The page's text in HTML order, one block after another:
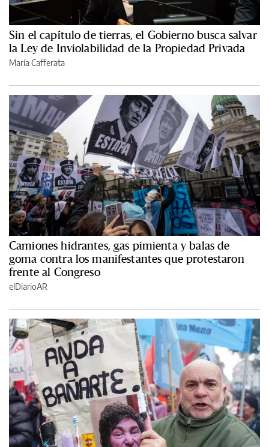
Sin el capítulo de tierras, el Gobierno busca salvar
la Ley de Inviolabilidad de la Propiedad Privada
María Cafferata
Camiones hidrantes, gas pimienta y balas de
goma contra los manifestantes que protestaron
frente al Congreso
elDiarioAR